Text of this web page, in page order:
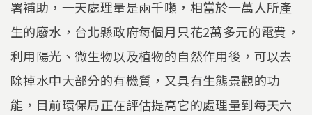
署補助，一天處理量是兩千噸，相當於一萬人所產
生的廢水，台北縣政府每個月只花2萬多元的電費，
利用陽光、微生物以及植物的自然作用後，可以去
除掉水中大部分的有機質，又具有生態景觀的功
能，目前環保局正在評估提高它的處理量到每天六